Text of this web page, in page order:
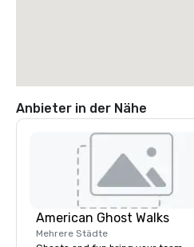
Anbieter in der Nähe
American Ghost Walks
Mehrere Städte